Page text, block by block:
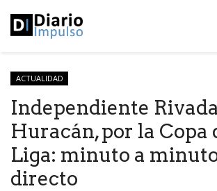
ACTUALIDAD
Independiente
Huracán, por la Copa
Liga: minuto a
directo